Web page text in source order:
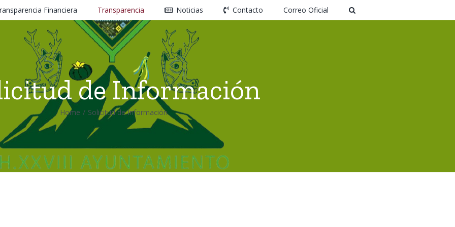
Financiera Transparencia Noticias Contacto Correo Oficial
de Información
Home / Solicitud de Información